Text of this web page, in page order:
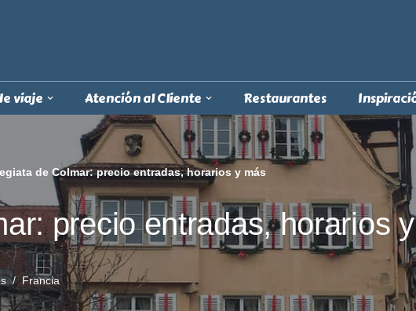
viaje Atención al Cliente Restaurantes
de Colmar: precio entradas, horarios y más
precio entradas, horarios
Francia